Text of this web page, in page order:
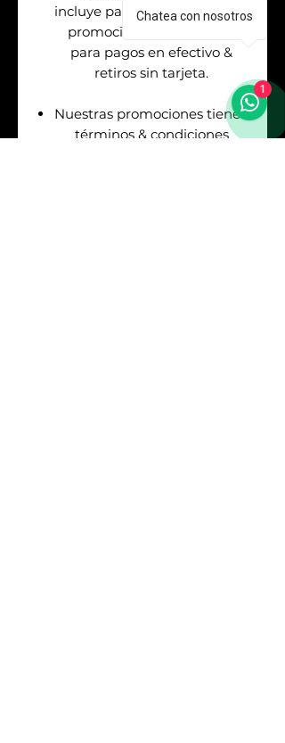
incluye pago con tarjetas. Las
promociones aplican solo
para pagos en efectivo &
retiros sin tarjeta.
Nuestras promociones tienen
términos & condiciones
Chatea con nosotros
1